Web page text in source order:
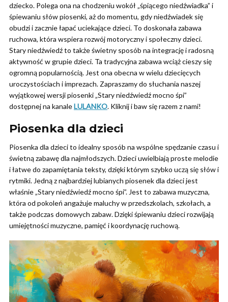
dziecko. Polega ona na chodzeniu wokół „śpiącego niedźwiadka” i
śpiewaniu słów piosenki, aż do momentu, gdy niedźwiadek się
obudzi i zacznie łapać uciekające dzieci. To doskonała zabawa
ruchowa, która wspiera rozwój motoryczny i społeczny dzieci.
Stary niedźwiedź to także świetny sposób na integrację i radosną
aktywność w grupie dzieci. Ta tradycyjna zabawa wciąż cieszy się
ogromną popularnością. Jest ona obecna w wielu dziecięcych
uroczystościach i imprezach. Zapraszamy do słuchania naszej
wyjątkowej wersji piosenki „Stary niedźwiedź mocno śpi”
dostępnej na kanaleLULANKO. Kliknij i baw się razem z nami!
Piosenka dla dzieci
Piosenka dla dzieci to idealny sposób na wspólne spędzanie czasu i
świetną zabawę dla najmłodszych. Dzieci uwielbiają proste melodie
i łatwe do zapamiętania teksty, dzięki którym szybko uczą się słów i
rytmiki. Jedną z najbardziej lubianych piosenek dla dzieci jest
właśnie „Stary niedźwiedź mocno śpi”. Jest to zabawa muzyczna,
która od pokoleń angażuje maluchy w przedszkolach, szkołach, a
także podczas domowych zabaw. Dzięki śpiewaniu dzieci rozwijają
umiejętności muzyczne, pamięć i koordynację ruchową.